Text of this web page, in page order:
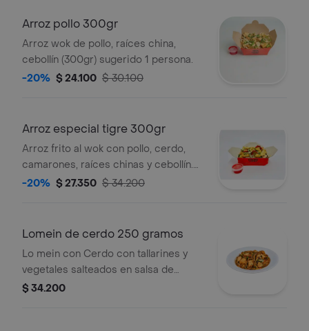
Arroz pollo 300gr
Arroz wok de pollo, raíces china,
cebollín (300gr) sugerido 1 persona.
-20% $ 24.100 $ 30.100
Arroz especial tigre 300gr
Arroz frito al wok con pollo, cerdo,
camarones, raíces chinas y cebollín.
(porción personal )(300gr) sugerido 1
-20% $ 27.350 $ 34.200
Lomein de cerdo 250 gramos
Lo mein con Cerdo con tallarines y
vegetales salteados en salsa de
ostras
$ 34.200